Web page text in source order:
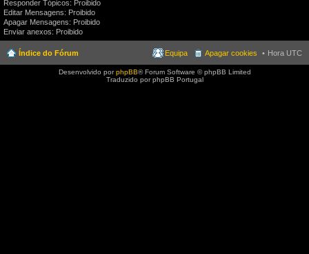
Responder Tópicos: Proibido
Editar Mensagens: Proibido
Apagar Mensagens: Proibido
Enviar anexos: Proibido
Índice do Fórum Hora UTC
Apagar cookies
Equipa
Desenvolvido porphpBB® Forum Software © phpBB Limited
Traduzido por phpBB Portugal